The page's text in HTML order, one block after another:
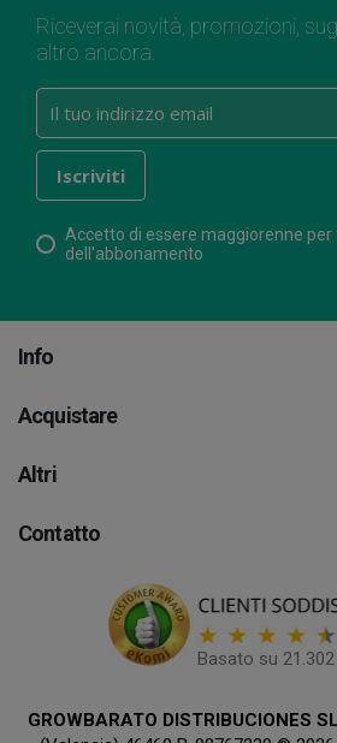
Riceverai novità, promozioni,
altro ancora.
Accetto di essere maggiorenne
dell'abbonamento
Info
Acquistare
Altri
Contatto
Basato su
GROWBARATO DISTRIBUCIONES SL